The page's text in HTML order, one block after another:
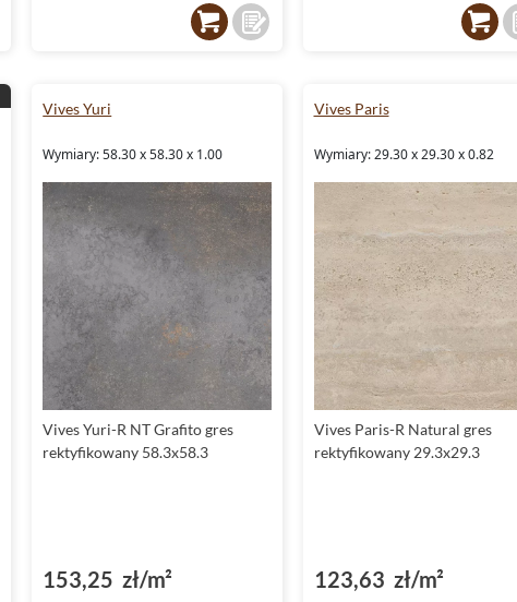
Vives Yuri
Wymiary: 58.30 x 58.30 x 1.00
Vives Yuri-R NT Grafito gres
rektyfikowany 58.3x58.3
153,25 zł/m²
Vives Paris
Wymiary: 29.30 x 29.30 x 0.82
Vives Paris-R Natural gres
rektyfikowany 29.3x29.3
123,63 zł/m²